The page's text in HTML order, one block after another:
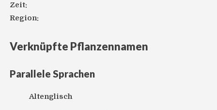
Zeit:
Region:
Verknüpfte Pflanzennamen
Parallele Sprachen
Altenglisch